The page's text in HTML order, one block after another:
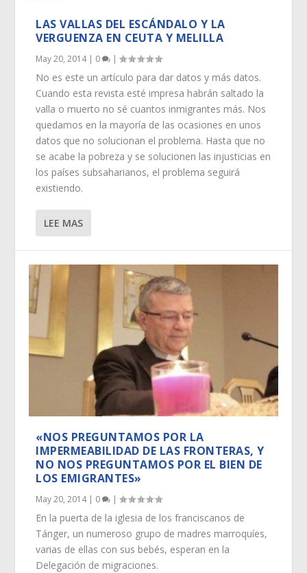
LAS VALLAS DEL ESCÁNDALO Y LA
VERGUENZA EN CEUTA Y MELILLA
May 20, 2014| 0 |
No es este un artículo para dar datos y más datos.
Cuando esta revista esté impresa habrán saltado la
valla o muerto no sé cuantos inmigrantes más. Nos
quedamos en la mayoría de las ocasiones en unos
datos que no solucionan el problema. Hasta que no
se acabe la pobreza y se solucionen las injusticias en
los países subsaharianos, el problema seguirá
existiendo.
LEE MAS
«NOS PREGUNTAMOS POR LA
IMPERMEABILIDAD DE LAS FRONTERAS, Y
NO NOS PREGUNTAMOS POR EL BIEN DE
LOS EMIGRANTES»
May 20, 2014| 0 |
En la puerta de la iglesia de los franciscanos de
Tánger, un numeroso grupo de madres marroquíes,
varias de ellas con sus bebés, esperan en la
Delegación de migraciones.